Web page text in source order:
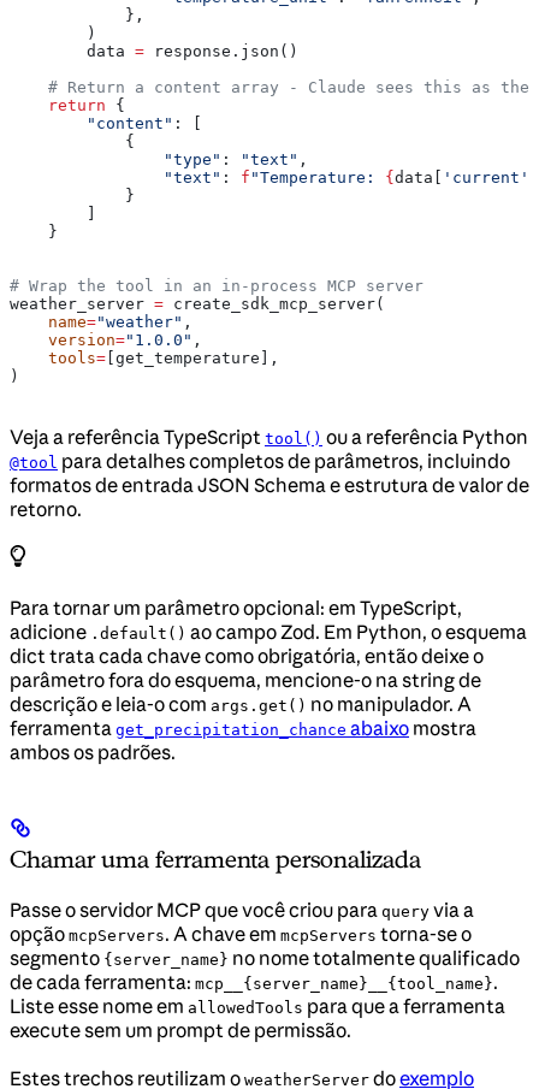
            },
        )
        data
= response.json()
# Return a content array - Claude sees this as the
    return
{
        "content"
: [
            {
                "type"
: "text" ,
                "text"
: f "Temperature: { data[ 'current'
            }
    }
# Wrap the tool in an in-process MCP server
weather_server = create_sdk_mcp_server(
    name
="weather" ,
    version
="1.0.0" ,
    tools
= [get_temperature],
)
Veja a referência TypeScript tool() ou a referência Python
@tool para detalhes completos de parâmetros, incluindo
formatos de entrada JSON Schema e estrutura de valor de
retorno.
Para tornar um parâmetro opcional: em TypeScript,
adicione .default() ao campo Zod. Em Python, o esquema
dict trata cada chave como obrigatória, então deixe o
parâmetro fora do esquema, mencione-o na string de
descrição e leia-o com args.get() no manipulador. A
ferramenta get_precipitation_chance abaixo mostra
ambos os padrões.
Chamar uma ferramenta personalizada
Passe o servidor MCP que você criou para query via a
opção mcpServers. A chave em mcpServers torna-se o
segmento {server_name} no nome totalmente qualificado
de cada ferramenta: mcp__{server_name}__{tool_name}.
Liste esse nome em allowedTools para que a ferramenta
execute sem um prompt de permissão.
Estes trechos reutilizam o weatherServer doexemplo